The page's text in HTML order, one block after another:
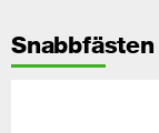
Snabbfästen